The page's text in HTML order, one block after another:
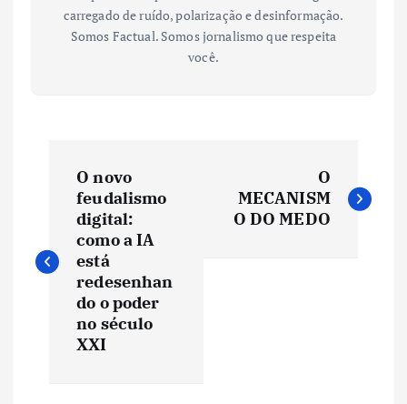
carregado de ruído, polarização e desinformação.
Somos Factual. Somos jornalismo que respeita
você.
v
O novo
feudalismo
digital:
como a IA
está
redesenhan
do o poder
no século
XXI
O
MECANISM
O DO MEDO